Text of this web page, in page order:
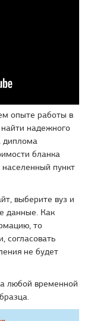
опыте работы в
надежного
диплома
бланка
пункт
выберите вуз и
данные. Как
то
согласовать
не будет
любой временной